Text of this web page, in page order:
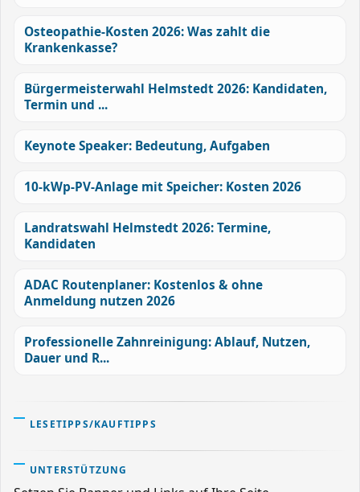
Osteopathie-Kosten 2026: Was zahlt die
Krankenkasse?
Bürgermeisterwahl Helmstedt 2026: Kandidaten,
Termin und ...
Keynote Speaker: Bedeutung, Aufgaben
10-kWp-PV-Anlage mit Speicher: Kosten 2026
Landratswahl Helmstedt 2026: Termine,
Kandidaten
ADAC Routenplaner: Kostenlos & ohne
Anmeldung nutzen 2026
Professionelle Zahnreinigung: Ablauf, Nutzen,
Dauer und R...
LESETIPPS/KAUFTIPPS
UNTERSTÜTZUNG